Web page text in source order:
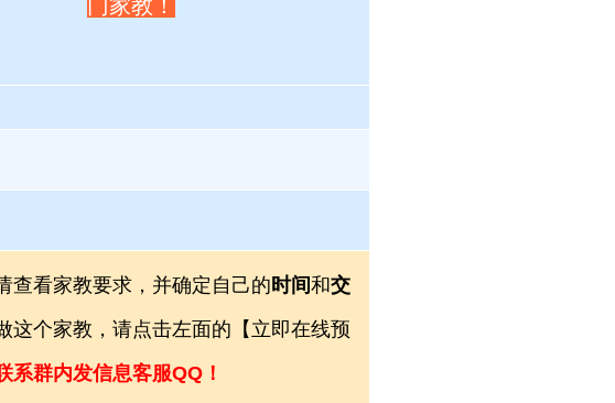
门家教！
查看家教要求，并确定自己的时间和交
这个家教，请点击左面的【立即在线预
系群内发信息客服QQ！